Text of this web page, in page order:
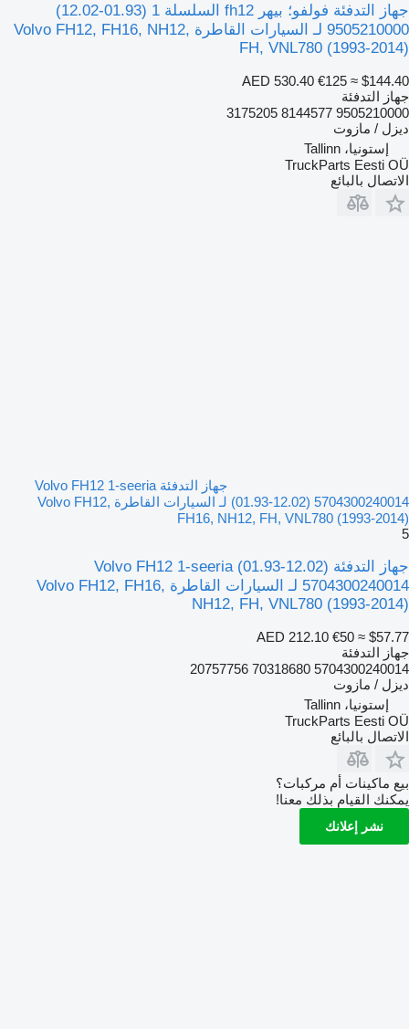
جهاز التدفئة فولفو؛ بيهر fh12 السلسلة 1 (01.93-12.02)
9505210000 لـ السيارات القاطرة Volvo FH12, FH16, NH12,
FH, VNL780 (1993-2014)
AED 530.40 €125 ≈ $144.40
جهاز التدفئة
9505210000 8144577 3175205
ديزل / مازوت
إستونيا، Tallinn
TruckParts Eesti OÜ
الاتصال بالبائع
جهاز التدفئة Volvo FH12 1-seeria
(01.93-12.02) 5704300240014 لـ السيارات القاطرة Volvo FH12,
FH16, NH12, FH, VNL780 (1993-2014)
5
جهاز التدفئة Volvo FH12 1-seeria (01.93-12.02)
5704300240014 لـ السيارات القاطرة Volvo FH12, FH16,
NH12, FH, VNL780 (1993-2014)
AED 212.10 €50 ≈ $57.77
جهاز التدفئة
5704300240014 70318680 20757756
ديزل / مازوت
إستونيا، Tallinn
TruckParts Eesti OÜ
الاتصال بالبائع
بيع ماكينات أم مركبات؟
يمكنك القيام بذلك معنا!
نشر إعلانك